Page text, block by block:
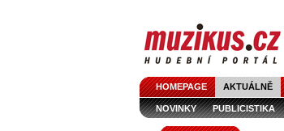
HOMEPAGE AKTUÁLNĚ
NOVINKY PUBLICISTIKA